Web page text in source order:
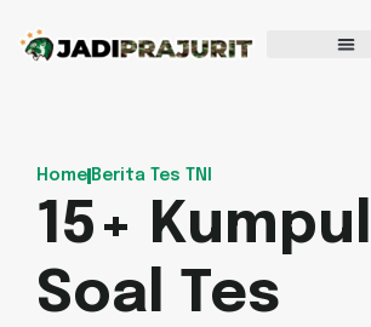
Home Berita Tes TNI
15+
Soal Tes